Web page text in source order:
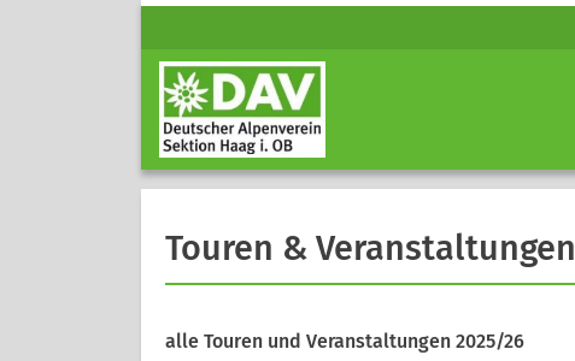
Touren & Veranstaltungen
alle Touren und Veranstaltungen 2025/26